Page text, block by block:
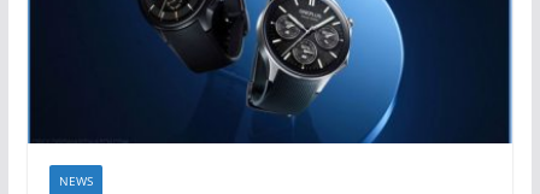
NEWS